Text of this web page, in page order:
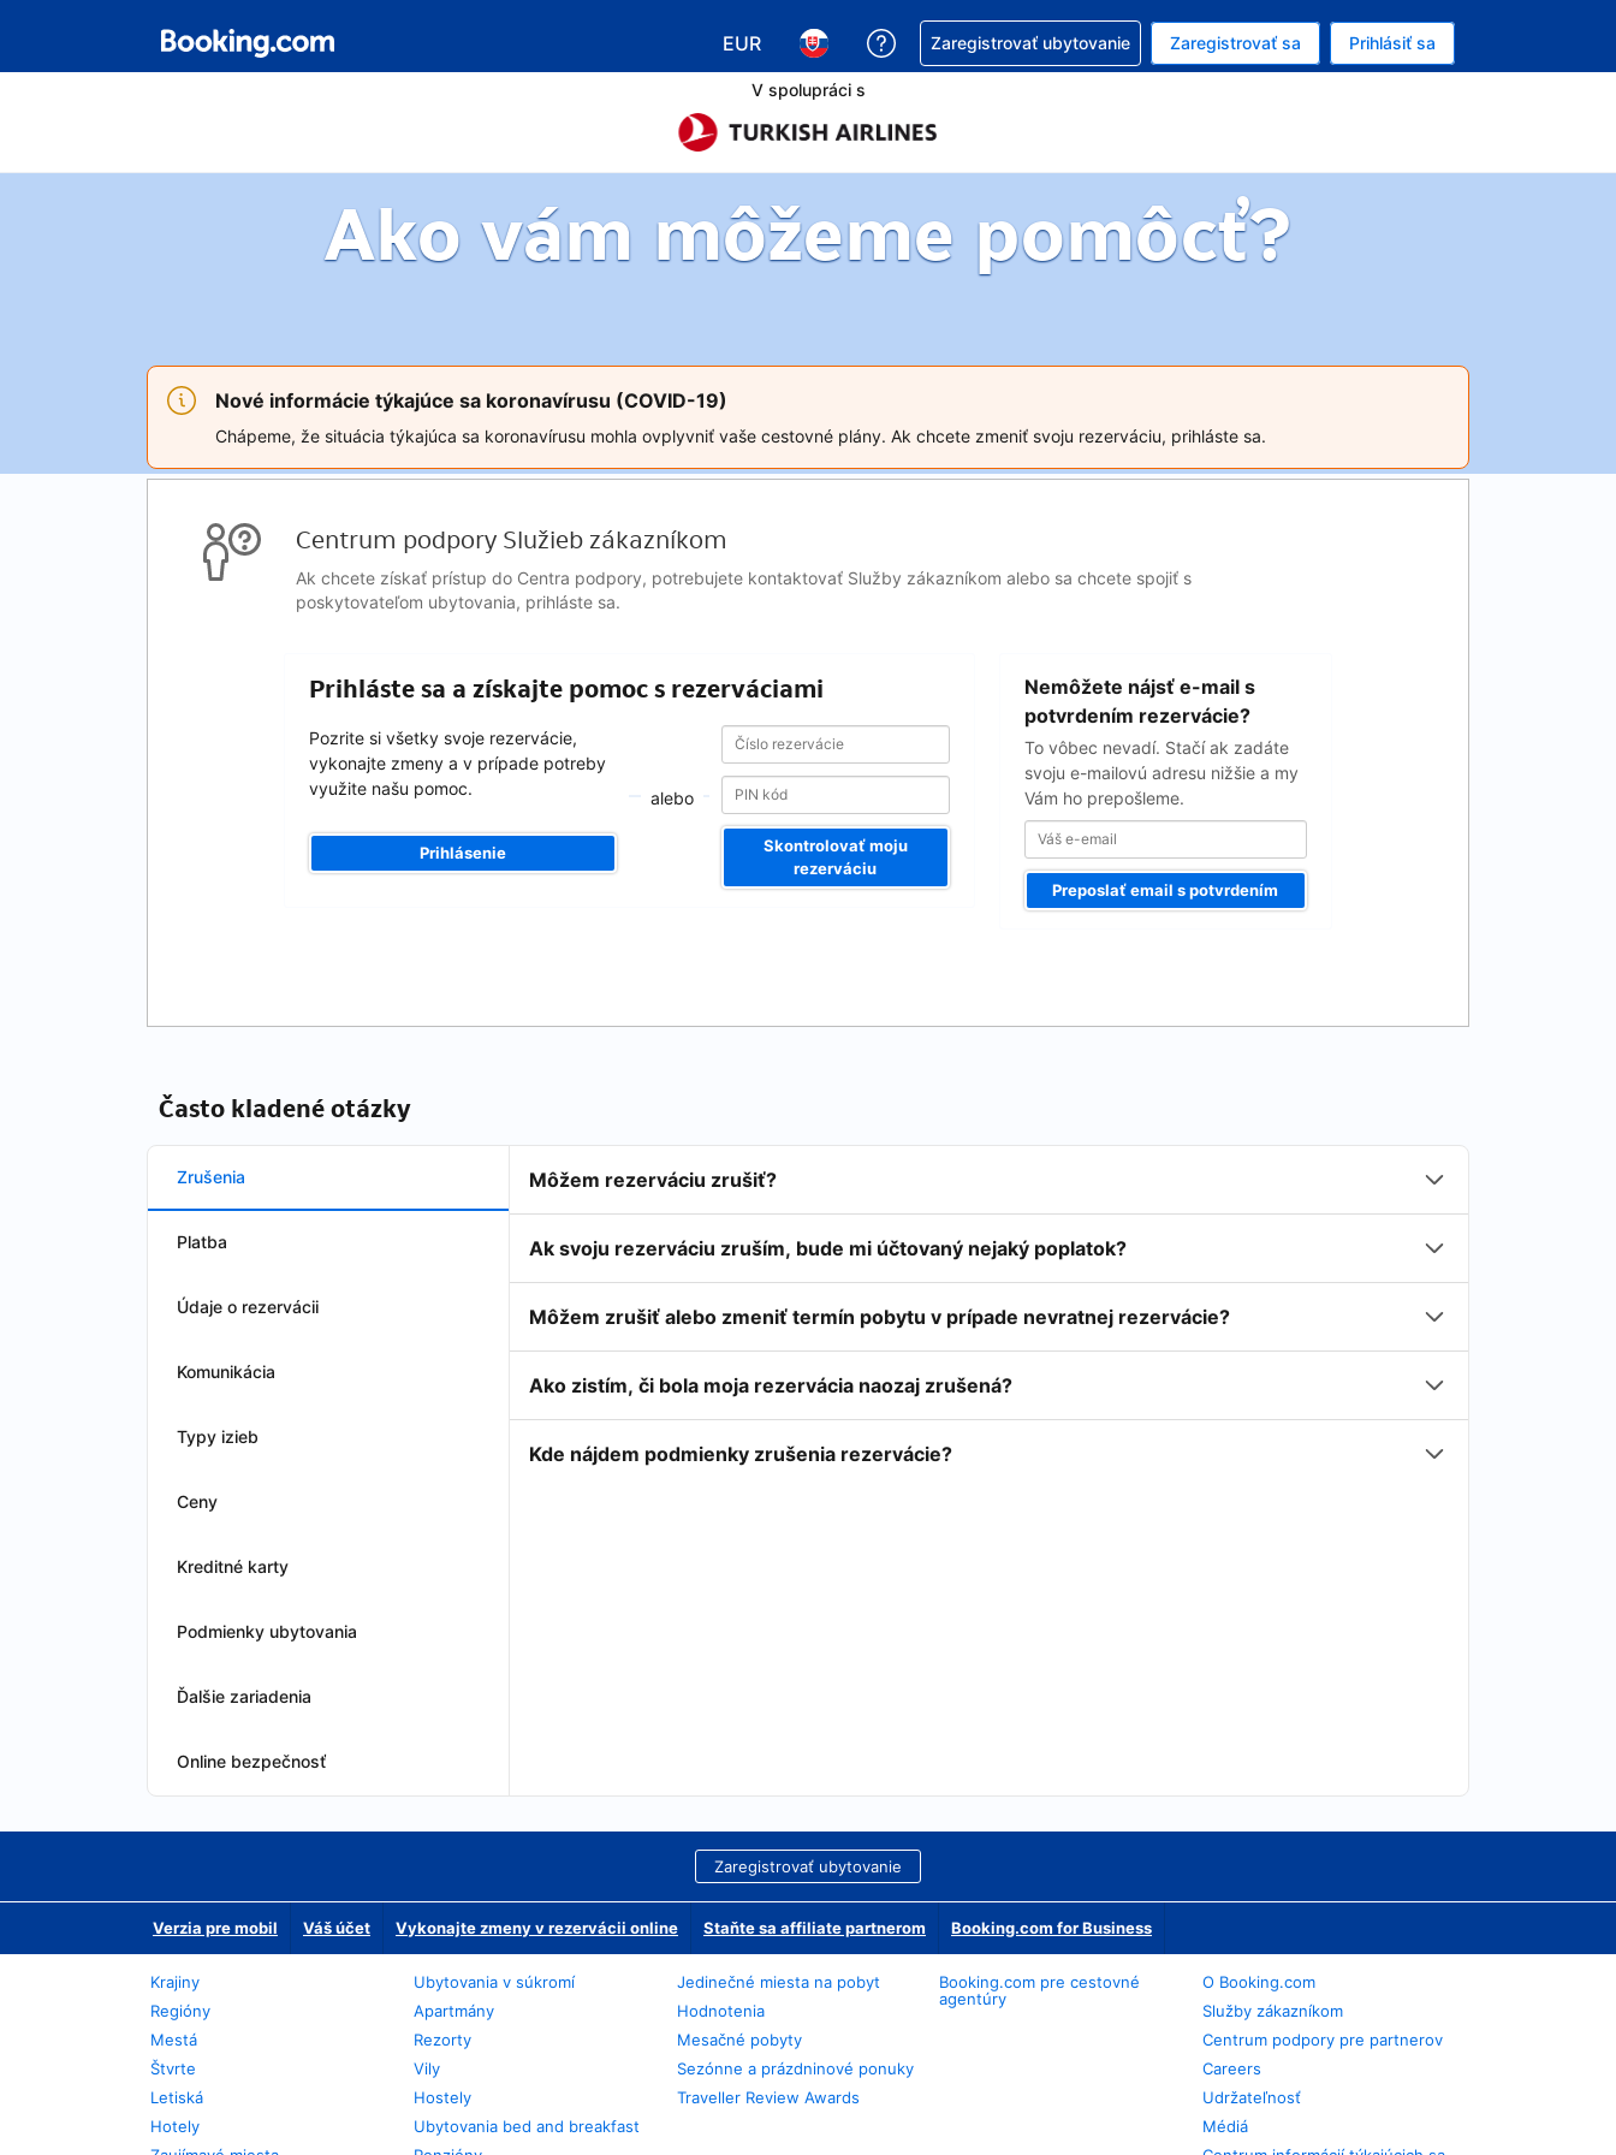
EUR
Vybrať menu. Momentálne máte zvolenú menu EUR
Vybrať jazyk. Momentálne máte zvolený jazyk V slovenčine
Získajte pomoc s rezerváciou
Zaregistrovať ubytovanie Zaregistrovať sa Prihlásiť sa
V spolupráci s
Ako vám môžeme pomôcť?
Nové informácie týkajúce sa koronavírusu (COVID-19)
Chápeme, že situácia týkajúca sa koronavírusu mohla ovplyvniť vaše cestovné plány. Ak chcete zmeniť svoju rezerváciu, prihláste sa.
Centrum podpory Služieb zákazníkom
Ak chcete získať prístup do Centra podpory, potrebujete kontaktovať Služby zákazníkom alebo sa chcete spojiť s
poskytovateľom ubytovania, prihláste sa.
Prihláste sa a získajte pomoc s rezerváciami
Pozrite si všetky svoje rezervácie,
vykonajte zmeny a v prípade potreby
využite našu pomoc.
Prihlásenie
alebo
Číslo
rezervácie
Číslo
rezervácie
Skontrolovať moju
rezerváciu
Nemôžete nájsť e-mail s
potvrdením rezervácie?
To vôbec nevadí. Stačí ak zadáte
svoju e-mailovú adresu nižšie a my
Vám ho prepošleme.
email
Preposlať email s potvrdením
Často kladené otázky
Zrušenia
Platba
Údaje o rezervácii
Komunikácia
Typy izieb
Ceny
Kreditné karty
Podmienky ubytovania
Ďalšie zariadenia
Online bezpečnosť
Môžem rezerváciu zrušiť?
Ak svoju rezerváciu zruším, bude mi účtovaný nejaký poplatok?
Môžem zrušiť alebo zmeniť termín pobytu v prípade nevratnej rezervácie?
Ako zistím, či bola moja rezervácia naozaj zrušená?
Kde nájdem podmienky zrušenia rezervácie?
Zaregistrovať ubytovanie
Verzia pre mobil Váš účet Vykonajte zmeny v rezervácii online Staňte sa affiliate partnerom Booking.com for Business
Krajiny
Regióny
Mestá
Štvrte
Letiská
Hotely
Ubytovania v súkromí
Apartmány
Rezorty
Vily
Hostely
Ubytovania bed and breakfast
Jedinečné miesta na pobyt
Hodnotenia
Mesačné pobyty
Sezónne a prázdninové ponuky
Traveller Review Awards
Booking.com pre cestovné
agentúry
O Booking.com
Služby zákazníkom
Centrum podpory pre partnerov
Careers
Udržateľnosť
Médiá